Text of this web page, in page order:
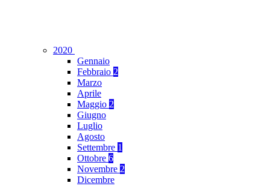
2020
Gennaio
Febbraio 2
Marzo
Aprile
Maggio 2
Giugno
Luglio
Agosto
Settembre 1
Ottobre 6
Novembre 2
Dicembre